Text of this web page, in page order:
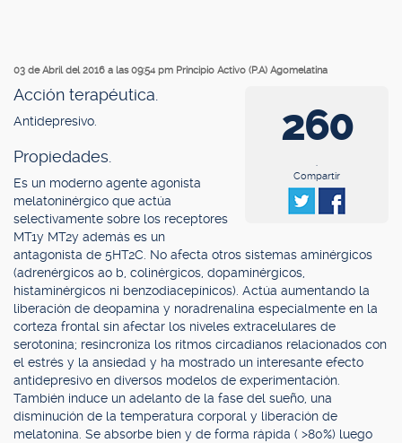
03 de Abril del 2016 a las 09:54 pm Principio Activo (P.A) Agomelatina
260
.
Compartir
Acción terapéutica.
Antidepresivo.
Propiedades.
Es un moderno agente agonista
melatoninérgico que actúa
selectivamente sobre los receptores
MT1y MT2y además es un
antagonista de 5HT2C. No afecta otros sistemas aminérgicos
(adrenérgicos ao b, colinérgicos, dopaminérgicos,
histaminérgicos ni benzodiacepínicos). Actúa aumentando la
liberación de deopamina y noradrenalina especialmente en la
corteza frontal sin afectar los niveles extracelulares de
serotonina; resincroniza los ritmos circadianos relacionados con
el estrés y la ansiedad y ha mostrado un interesante efecto
antidepresivo en diversos modelos de experimentación.
También induce un adelanto de la fase del sueño, una
disminución de la temperatura corporal y liberación de
melatonina. Se absorbe bien y de forma rápida ( >80%) luego